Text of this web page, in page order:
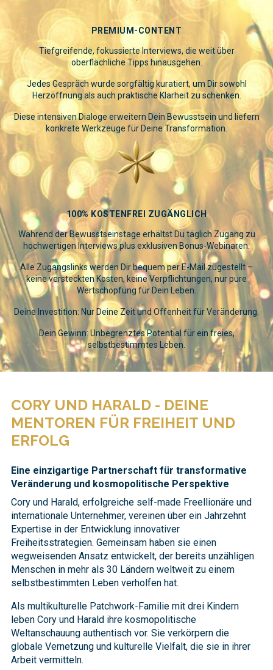
PREMIUM-CONTENT
Tiefgreifende, fokussierte Interviews, die weit über
oberflächliche Tipps hinausgehen.
Jedes Gespräch wurde sorgfältig kuratiert, um Dir sowohl
Herzöffnung als auch praktische Klarheit zu schenken.
Diese intensiven Dialoge erweitern Dein Bewusstsein und liefern
konkrete Werkzeuge für Deine Transformation.
100% KOSTENFREI ZUGÄNGLICH
Während der Bewusstseinstage erhältst Du täglich Zugang zu
hochwertigen Interviews plus exklusiven Bonus-Webinaren.
Alle Zugangslinks werden Dir bequem per E-Mail zugestellt –
keine versteckten Kosten, keine Verpflichtungen, nur pure
Wertschöpfung für Dein Leben.
Deine Investition: Nur Deine Zeit und Offenheit für Veränderung.
Dein Gewinn: Unbegrenztes Potential für ein freies,
selbstbestimmtes Leben.
CORY UND HARALD - DEINE
MENTOREN FÜR FREIHEIT UND
ERFOLG
Eine einzigartige Partnerschaft für transformative
Veränderung und kosmopolitische Perspektive
Cory und Harald, erfolgreiche self-made Freellionäre und
internationale Unternehmer, vereinen über ein Jahrzehnt
Expertise in der Entwicklung innovativer
Freiheitsstrategien. Gemeinsam haben sie einen
wegweisenden Ansatz entwickelt, der bereits unzähligen
Menschen in mehr als 30 Ländern weltweit zu einem
selbstbestimmten Leben verholfen hat.
Als multikulturelle Patchwork-Familie mit drei Kindern
leben Cory und Harald ihre kosmopolitische
Weltanschauung authentisch vor. Sie verkörpern die
globale Vernetzung und kulturelle Vielfalt, die sie in ihrer
Arbeit vermitteln.